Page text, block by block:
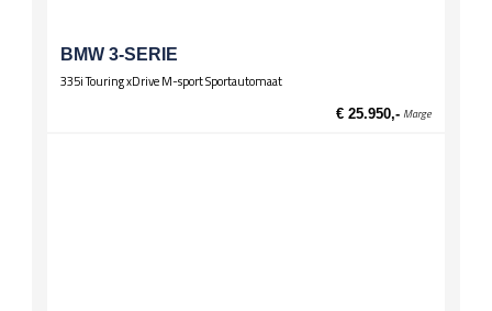
BMW 3-SERIE
335i Touring xDrive M-sport Sportautomaat
€ 25.950,- Marge